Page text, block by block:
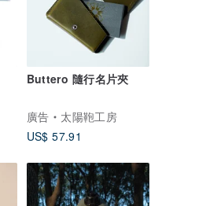
Buttero 隨行名片夾
廣告
太陽鞄工房
US$ 57.91